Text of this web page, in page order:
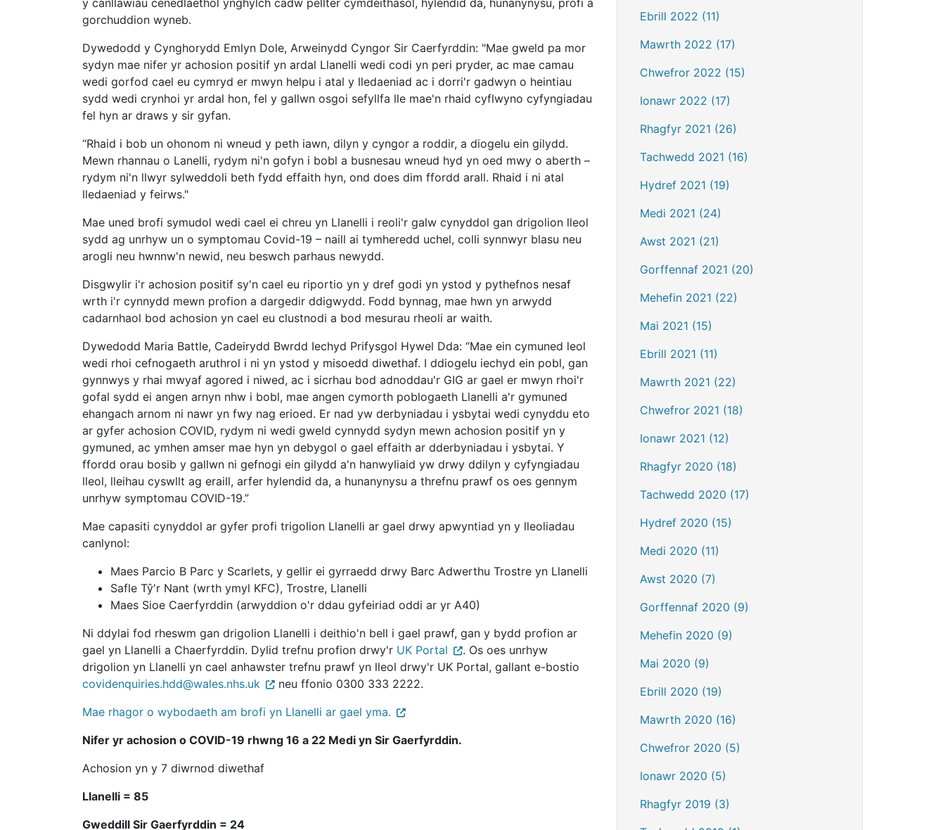
y canllawiau cenedlaethol ynghylch cadw pellter cymdeithasol, hylendid da, hunanynysu, profi a
gorchuddion wyneb.
Dywedodd y Cynghorydd Emlyn Dole, Arweinydd Cyngor Sir Caerfyrddin: "Mae gweld pa mor
sydyn mae nifer yr achosion positif yn ardal Llanelli wedi codi yn peri pryder, ac mae camau
wedi gorfod cael eu cymryd er mwyn helpu i atal y lledaeniad ac i dorri'r gadwyn o heintiau
sydd wedi crynhoi yr ardal hon, fel y gallwn osgoi sefyllfa lle mae'n rhaid cyflwyno cyfyngiadau
fel hyn ar draws y sir gyfan.
“Rhaid i bob un ohonom ni wneud y peth iawn, dilyn y cyngor a roddir, a diogelu ein gilydd.
Mewn rhannau o Lanelli, rydym ni'n gofyn i bobl a busnesau wneud hyd yn oed mwy o aberth –
rydym ni'n llwyr sylweddoli beth fydd effaith hyn, ond does dim ffordd arall. Rhaid i ni atal
lledaeniad y feirws."
Mae uned brofi symudol wedi cael ei chreu yn Llanelli i reoli'r galw cynyddol gan drigolion lleol
sydd ag unrhyw un o symptomau Covid-19 – naill ai tymheredd uchel, colli synnwyr blasu neu
arogli neu hwnnw'n newid, neu beswch parhaus newydd.
Disgwylir i'r achosion positif sy'n cael eu riportio yn y dref godi yn ystod y pythefnos nesaf
wrth i'r cynnydd mewn profion a dargedir ddigwydd. Fodd bynnag, mae hwn yn arwydd
cadarnhaol bod achosion yn cael eu clustnodi a bod mesurau rheoli ar waith.
Dywedodd Maria Battle, Cadeirydd Bwrdd Iechyd Prifysgol Hywel Dda: “Mae ein cymuned leol
wedi rhoi cefnogaeth aruthrol i ni yn ystod y misoedd diwethaf. I ddiogelu iechyd ein pobl, gan
gynnwys y rhai mwyaf agored i niwed, ac i sicrhau bod adnoddau'r GIG ar gael er mwyn rhoi'r
gofal sydd ei angen arnyn nhw i bobl, mae angen cymorth poblogaeth Llanelli a'r gymuned
ehangach arnom ni nawr yn fwy nag erioed. Er nad yw derbyniadau i ysbytai wedi cynyddu eto
ar gyfer achosion COVID, rydym ni wedi gweld cynnydd sydyn mewn achosion positif yn y
gymuned, ac ymhen amser mae hyn yn debygol o gael effaith ar dderbyniadau i ysbytai. Y
ffordd orau bosib y gallwn ni gefnogi ein gilydd a'n hanwyliaid yw drwy ddilyn y cyfyngiadau
lleol, lleihau cyswllt ag eraill, arfer hylendid da, a hunanynysu a threfnu prawf os oes gennym
unrhyw symptomau COVID-19.”
Mae capasiti cynyddol ar gyfer profi trigolion Llanelli ar gael drwy apwyntiad yn y lleoliadau
canlynol:
Maes Parcio B Parc y Scarlets, y gellir ei gyrraedd drwy Barc Adwerthu Trostre yn Llanelli
Safle Tŷ'r Nant (wrth ymyl KFC), Trostre, Llanelli
Maes Sioe Caerfyrddin (arwyddion o'r ddau gyfeiriad oddi ar yr A40)
Ni ddylai fod rheswm gan drigolion Llanelli i deithio'n bell i gael prawf, gan y bydd profion ar
gael yn Llanelli a Chaerfyrddin. Dylid trefnu profion drwy'r UK Portal
. Os oes unrhyw
drigolion yn Llanelli yn cael anhawster trefnu prawf yn lleol drwy'r UK Portal, gallant e-bostio
covidenquiries.hdd@wales.nhs.uk
neu ffonio 0300 333 2222.
Mae rhagor o wybodaeth am brofi yn Llanelli ar gael yma.
Nifer yr achosion o COVID-19 rhwng 16 a 22 Medi yn Sir Gaerfyrddin.
Achosion yn y 7 diwrnod diwethaf
Llanelli = 85
Gweddill Sir Gaerfyrddin = 24
Ebrill 2022 (11)
Mawrth 2022 (17)
Chwefror 2022 (15)
Ionawr 2022 (17)
Rhagfyr 2021 (26)
Tachwedd 2021 (16)
Hydref 2021 (19)
Medi 2021 (24)
Awst 2021 (21)
Gorffennaf 2021 (20)
Mehefin 2021 (22)
Mai 2021 (15)
Ebrill 2021 (11)
Mawrth 2021 (22)
Chwefror 2021 (18)
Ionawr 2021 (12)
Rhagfyr 2020 (18)
Tachwedd 2020 (17)
Hydref 2020 (15)
Medi 2020 (11)
Awst 2020 (7)
Gorffennaf 2020 (9)
Mehefin 2020 (9)
Mai 2020 (9)
Ebrill 2020 (19)
Mawrth 2020 (16)
Chwefror 2020 (5)
Ionawr 2020 (5)
Rhagfyr 2019 (3)